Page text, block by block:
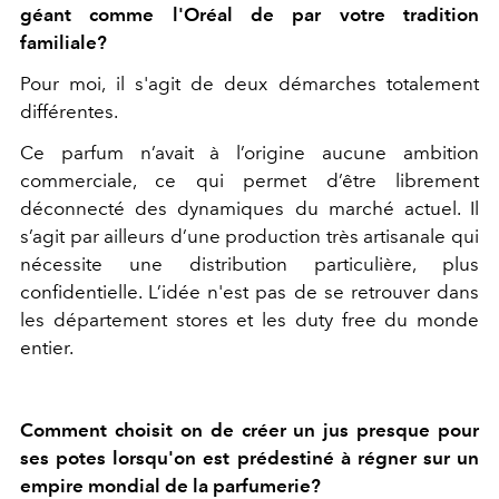
géant comme l'Oréal de par votre tradition
familiale?
Pour moi, il s'agit de deux démarches totalement
différentes.
Ce parfum n’avait à l’origine aucune ambition
commerciale, ce qui permet d’être librement
déconnecté des dynamiques du marché actuel. Il
s’agit par ailleurs d’une production très artisanale qui
nécessite une distribution particulière, plus
confidentielle. L’idée n'est pas de se retrouver dans
les département stores et les duty free du monde
entier.
Comment choisit on de créer un jus presque pour
ses potes lorsqu'on est prédestiné à régner sur un
empire mondial de la parfumerie?